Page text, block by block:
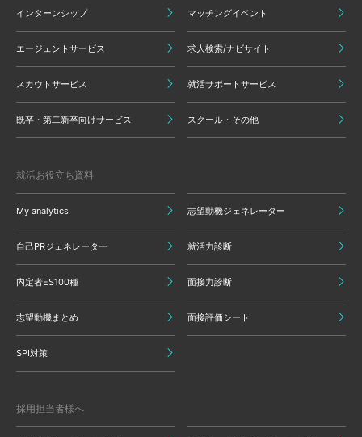
インターンシップ マッチングイベント
エージェントサービス 求人検索/ナビサイト
スカウトサービス 就活サポートサービス
既卒・第二新卒向けサービス スクール・その他
就活お役立ち資料
My analytics 志望動機ジェネレーター
自己PRジェネレーター 就活力診断
内定者ES100種 面接力診断
志望動機まとめ 面接評価シート
SPI対策
採用担当者様へ